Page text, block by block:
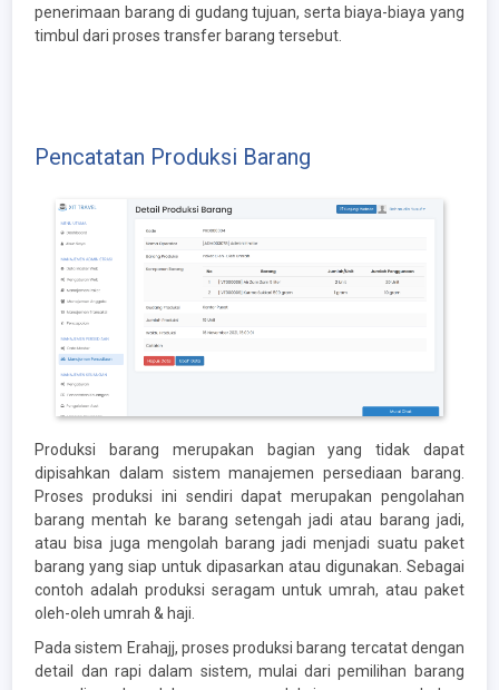
penerimaan barang di gudang tujuan, serta biaya-biaya yang
timbul dari proses transfer barang tersebut.
Pencatatan Produksi Barang
Produksi barang merupakan bagian yang tidak dapat
dipisahkan dalam sistem manajemen persediaan barang.
Proses produksi ini sendiri dapat merupakan pengolahan
barang mentah ke barang setengah jadi atau barang jadi,
atau bisa juga mengolah barang jadi menjadi suatu paket
barang yang siap untuk dipasarkan atau digunakan. Sebagai
contoh adalah produksi seragam untuk umrah, atau paket
oleh-oleh umrah & haji.
Pada sistem Erahajj, proses produksi barang tercatat dengan
detail dan rapi dalam sistem, mulai dari pemilihan barang